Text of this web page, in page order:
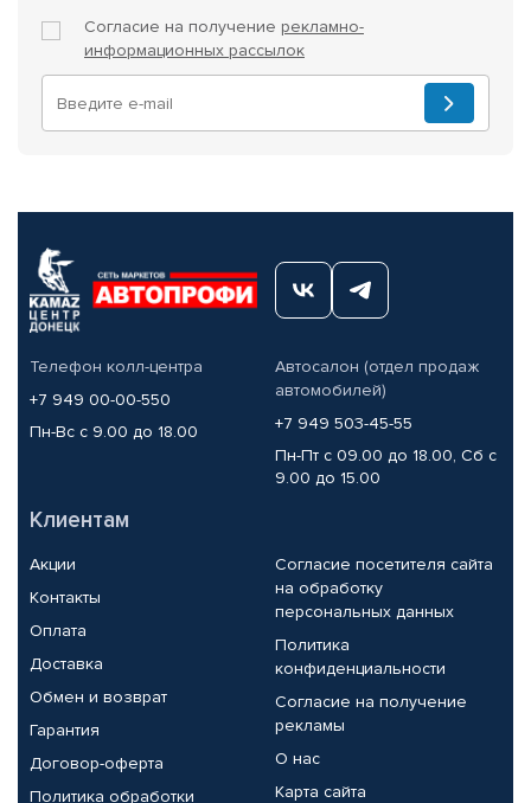
Согласие на получение рекламно-
информационных рассылок
Телефон колл-центра
+7 949 00-00-550
Пн-Вс с 9.00 до 18.00
Автосалон (отдел продаж
автомобилей)
+7 949 503-45-55
Пн-Пт с 09.00 до 18.00, Сб с
9.00 до 15.00
Клиентам
Акции
Контакты
Оплата
Доставка
Обмен и возврат
Гарантия
Договор-оферта
Политика обработки
Согласие посетителя сайта
на обработку
персональных данных
Политика
конфиденциальности
Согласие на получение
рекламы
О нас
Карта сайта